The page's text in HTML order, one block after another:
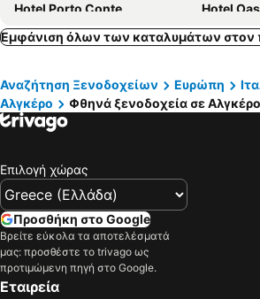
Hotel Porto Conte
Hotel
Hotel San Marco
Smy Carlos
B&B Castiglias
B&B Villa
San Francesco Heritage Hotel
Hotel
Residence With Pool In Alghero
Εμφάνιση όλων των καταλυμάτων στον
Αναζήτηση Ξενοδοχείων Ευρώπη
Αλγκέρο
Φθηνά ξενοδοχεία σε Αλγκέρο
Επιλογή χώρας
Προσθήκη στο Google
Βρείτε εύκολα τα αποτελέσματά
μας: προσθέστε το trivago ως
προτιμώμενη πηγή στο Google.
Εταιρεία